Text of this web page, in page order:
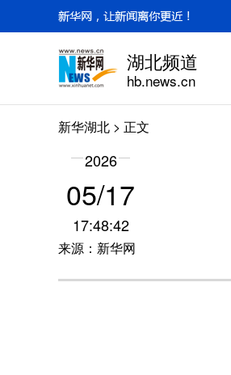
湖北频道
hb.news.cn
新华湖北 > 正文
2026
05/17
17:48:42
来源：新华网